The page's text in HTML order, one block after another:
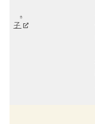
子
ネ